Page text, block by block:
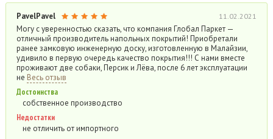
PavelPavel 11.02.2021
Могу с уверенностью сказать, что компания Глобал Паркет —
отличный производитель напольных покрытий! Приобретали
ранее замковую инженерную доску, изготовленную в Малайзии,
удивило в первую очередь качество покрытия!!! С нами вместе
проживают две собаки, Персик и Лёва, после 6 лет эксплуатации
не Весь отзыв
Достоинства
собственное производство
Недостатки
не отличить от импортного